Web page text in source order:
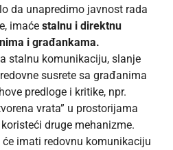
da unapredimo javnost rada
imaće stalnu i direktnu
i građankama.
stalnu komunikaciju, slanje
susrete sa građanima
predloge i kritike, npr.
vrata” u prostorijama
druge mehanizme.
imati redovnu komunikaciju